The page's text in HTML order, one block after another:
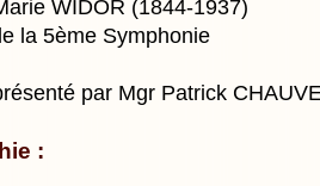
WIDOR (1844-1937)
la 5ème Symphonie
par Mgr Patrick
: